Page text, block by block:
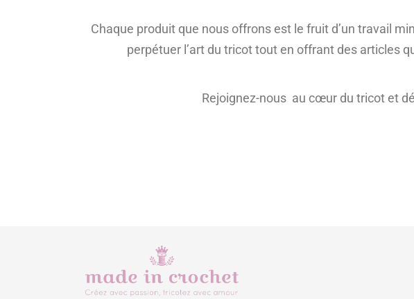
Chaque produit que nous offrons est le fruit d’un travail
perpétuer l’art du tricot tout en offrant des articles
Rejoignez-nous au cœur du tricot et